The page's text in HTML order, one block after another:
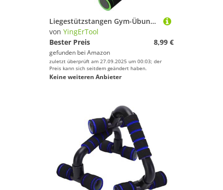
Liegestützstangen Gym-Übungsgeräte Fitness 1 Paar Liegestützgriffe mit gepolstertem Schaumstoffgriff und rutschfester, stabiler Struktur Liegestützstangen für Männer und Frauen (Grün)
von YingErTool
Bester Preis
8,99 €
gefunden bei Amazon
zuletzt überprüft am 27.09.2025 um 00:03; der
Preis kann sich seitdem geändert haben.
Keine weiteren Anbieter